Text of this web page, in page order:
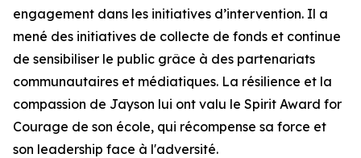
engagement dans les initiatives d’intervention. Il a
mené des initiatives de collecte de fonds et continue
de sensibiliser le public grâce à des partenariats
communautaires et médiatiques. La résilience et la
compassion de Jayson lui ont valu le Spirit Award for
Courage de son école, qui récompense sa force et
son leadership face à l'adversité.